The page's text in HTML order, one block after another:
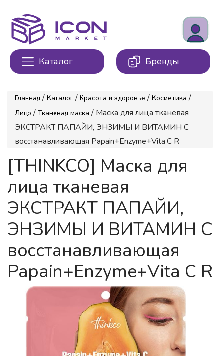
Каталог Бренды
Главная / Каталог / Красота и здоровье / Косметика /
Лицо / Тканевая маска / Маска для лица тканевая
ЭКСТРАКТ ПАПАЙИ, ЭНЗИМЫ И ВИТАМИН С
восстанавливающая Papain+Enzyme+Vita C R
[THINKCO] Маска для
лица тканевая
ЭКСТРАКТ ПАПАЙИ,
ЭНЗИМЫ И ВИТАМИН С
восстанавливающая
Papain+Enzyme+Vita C R